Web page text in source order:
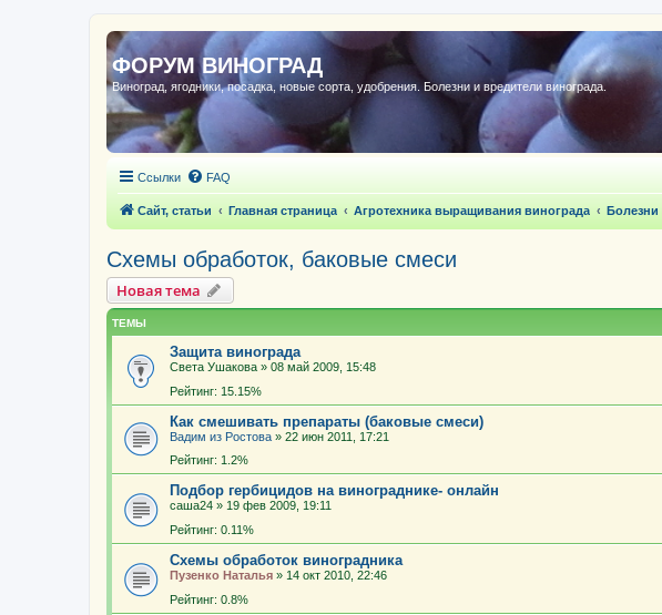
ФОРУМ ВИНОГРАД
Виноград, ягодники, посадка, новые сорта, удобрения. Болезни и вредители винограда.
Ссылки FAQ
Сайт, статьи Главная страница Агротехника выращивания винограда Болезни
Схемы обработок, баковые смеси
Новая тема
ТЕМЫ
Защита винограда
Света Ушакова » 08 май 2009, 15:48
Рейтинг: 15.15%
Как смешивать препараты (баковые смеси)
Вадим из Ростова » 22 июн 2011, 17:21
Рейтинг: 1.2%
Подбор гербицидов на винограднике- онлайн
саша24 » 19 фев 2009, 19:11
Рейтинг: 0.11%
Схемы обработок виноградника
Пузенко Наталья » 14 окт 2010, 22:46
Рейтинг: 0.8%